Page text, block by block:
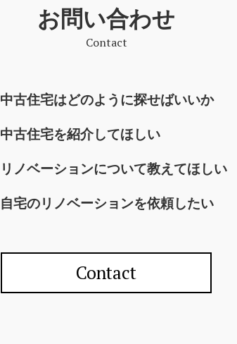
お問い合わせ
Contact
中古住宅はどのように探せばいいか
中古住宅を紹介してほしい
リノベーションについて教えてほしい
自宅のリノベーションを依頼したい
Contact